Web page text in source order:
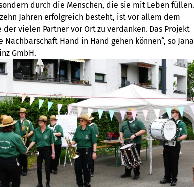
durch die Menschen, die sie mit Leben füllen.
Jahren erfolgreich besteht, ist vor allem dem
vielen Partner vor Ort zu verdanken. Das Projekt
Hand in Hand gehen können“, so Jana
GmbH.